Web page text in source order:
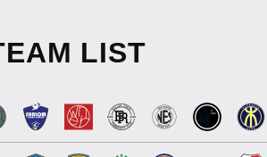
LIST